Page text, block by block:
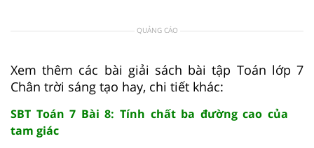
QUẢNG CÁO
Xem thêm các bài giải sách bài tập Toán lớp 7
Chân trời sáng tạo hay, chi tiết khác:
SBT Toán 7 Bài 8: Tính chất ba đường cao của
tam giác